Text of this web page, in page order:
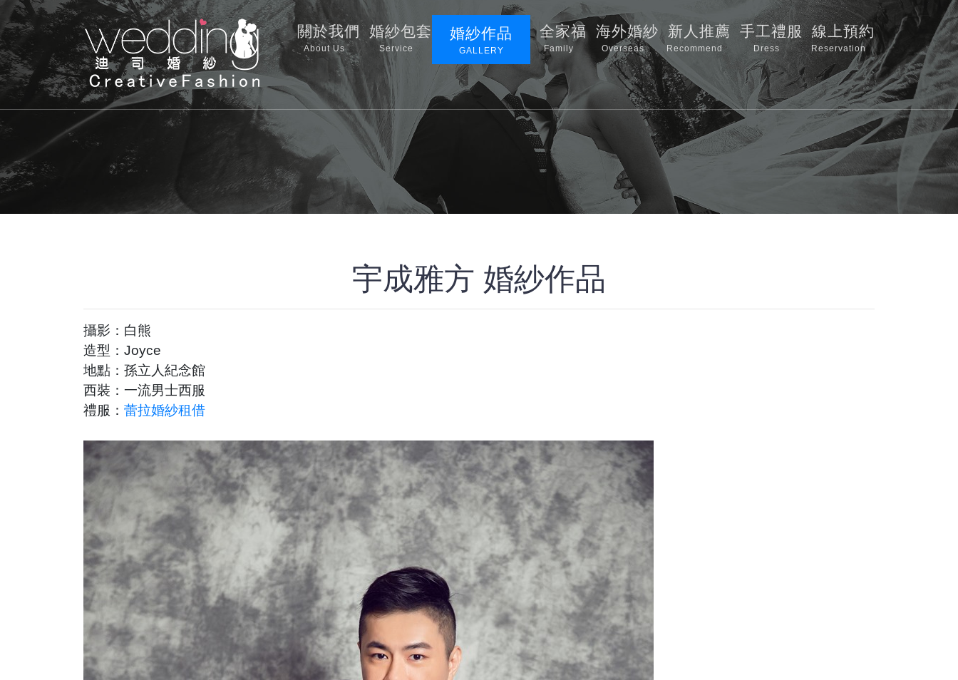
關於我們
About Us
婚紗包套
Service
婚紗作品
GALLERY
全家福
Family
海外婚紗
Overseas
新人推薦
Recommend
手工禮服
Dress
線上預約
Reservation
宇成雅方 婚紗作品
攝影：白熊
造型：Joyce
地點：孫立人紀念館
西裝：一流男士西服
禮服： 蕾拉婚紗租借